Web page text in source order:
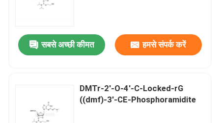
सबसे अच्छी कीमत हमसे संपर्क करें
DMTr-2'-O-4'-C-Locked-rG
((dmf)-3'-CE-Phosphoramidite